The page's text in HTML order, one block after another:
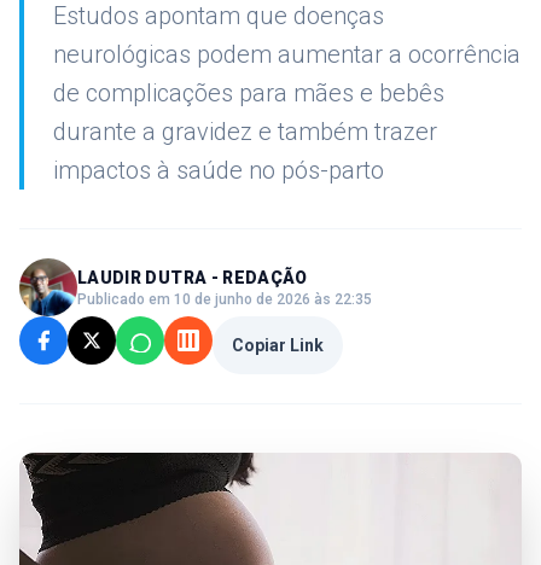
Estudos apontam que doenças
neurológicas podem aumentar a ocorrência
de complicações para mães e bebês
durante a gravidez e também trazer
impactos à saúde no pós-parto
LAUDIR DUTRA - REDAÇÃO
Publicado em 10 de junho de 2026 às 22:35
Copiar Link